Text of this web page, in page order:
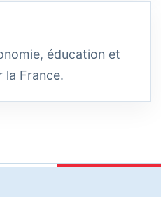
éducation et
la France.